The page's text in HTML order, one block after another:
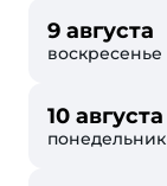
9 августа
воскресенье
10 августа
понедельник